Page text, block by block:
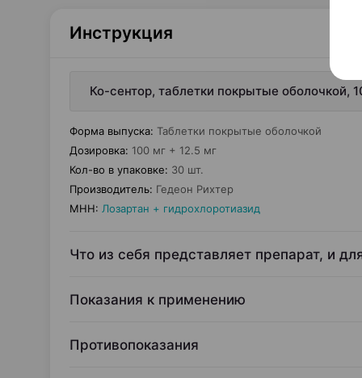
Инструкция
Ко-сентор, таблетки покрытые оболочкой,
Форма выпуска: Таблетки покрытые оболочкой
Дозировка: 100 мг + 12.5 мг
Кол-во в упаковке: 30 шт.
Производитель: Гедеон Рихтер
МНН: Лозартан + гидрохлоротиазид
Что из себя представляет препарат, и
Показания к применению
Противопоказания